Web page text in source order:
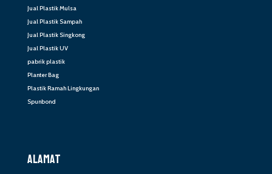
Jual Plastik Mulsa
Jual Plastik Sampah
Jual Plastik Singkong
Jual Plastik UV
pabrik plastik
Planter Bag
Plastik Ramah Lingkungan
Spunbond
ALAMAT